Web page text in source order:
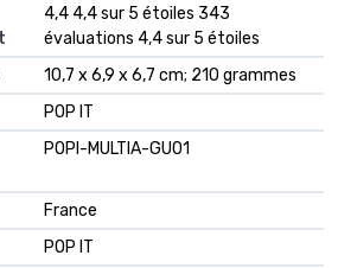
4,4 4,4 sur 5 étoiles 343
évaluations 4,4 sur 5 étoiles
10,7 x 6,9 x 6,7 cm; 210 grammes
POP IT
POPI-MULTIA-GU01
France
POP IT